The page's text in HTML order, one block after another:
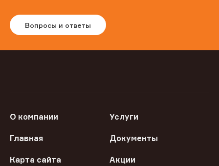
Вопросы и ответы
О компании Услуги
Главная Документы
Карта сайта Акции